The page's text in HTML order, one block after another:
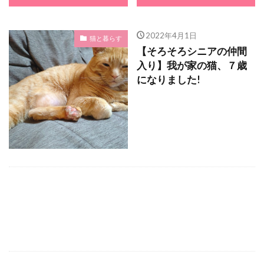
猫と暮らす 2022年4月1日
【そろそろシニアの仲間
入り】我が家の猫、７歳
になりました!